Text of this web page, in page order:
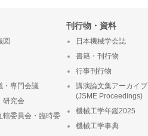
図
・専門会議
研究会
轄委員会・臨時委
刊行物・資料
日本機械学会誌
書籍・刊行物
行事刊行物
講演論文集アーカイブ
(JSME Proceedings)
機械工学年鑑2025
機械工学事典